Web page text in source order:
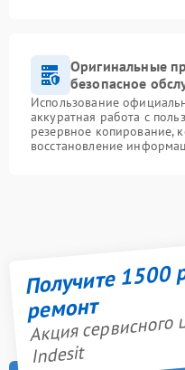
Оригинальные
безопасное
Использование
аккуратная работа с
резервное копирование,
восстановление
Получите 1500
ремонт
Акция сервисного
Indesit